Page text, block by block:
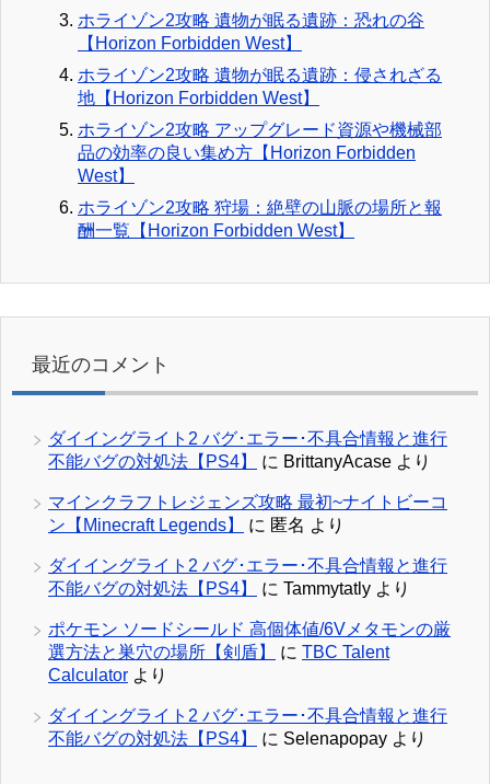
ホライゾン2攻略 遺物が眠る遺跡：恐れの谷
【Horizon Forbidden West】
ホライゾン2攻略 遺物が眠る遺跡：侵されざる
地【Horizon Forbidden West】
ホライゾン2攻略 アップグレード資源や機械部
品の効率の良い集め方【Horizon Forbidden
West】
ホライゾン2攻略 狩場：絶壁の山脈の場所と報
酬一覧【Horizon Forbidden West】
最近のコメント
ダイイングライト2 バグ･エラー･不具合情報と進行
不能バグの対処法【PS4】
に BrittanyAcase より
マインクラフトレジェンズ攻略 最初~ナイトビーコ
ン【Minecraft Legends】
に 匿名 より
ダイイングライト2 バグ･エラー･不具合情報と進行
不能バグの対処法【PS4】
に Tammytatly より
ポケモン ソードシールド 高個体値/6Vメタモンの厳
選方法と巣穴の場所【剣盾】
に TBC Talent
Calculator より
ダイイングライト2 バグ･エラー･不具合情報と進行
不能バグの対処法【PS4】
に Selenapopay より